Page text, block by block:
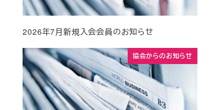
2026年7月新規入会会員のお知らせ
協会からのお知らせ